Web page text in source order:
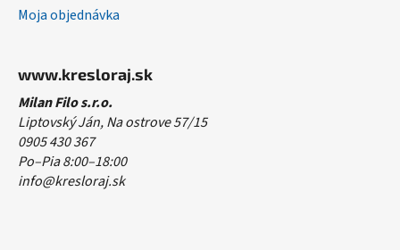
Moja objednávka
www.kresloraj.sk
Milan Filo s.r.o.
Liptovský Ján, Na ostrove 57/15
0905 430 367
Po–Pia 8:00–18:00
info@kresloraj.sk